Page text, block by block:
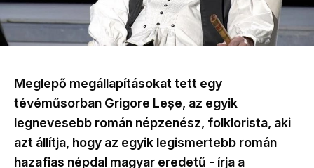
Meglepő megállapításokat tett egy
tévéműsorban Grigore Leșe, az egyik
legnevesebb román népzenész, folklorista, aki
azt állítja, hogy az egyik legismertebb román
hazafias népdal magyar eredetű - írja a